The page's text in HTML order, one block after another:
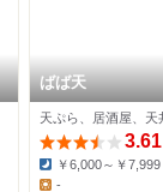
ばば天
天ぷら、居酒屋、天
3.61
Dinner:
￥6,000～￥7,999
-